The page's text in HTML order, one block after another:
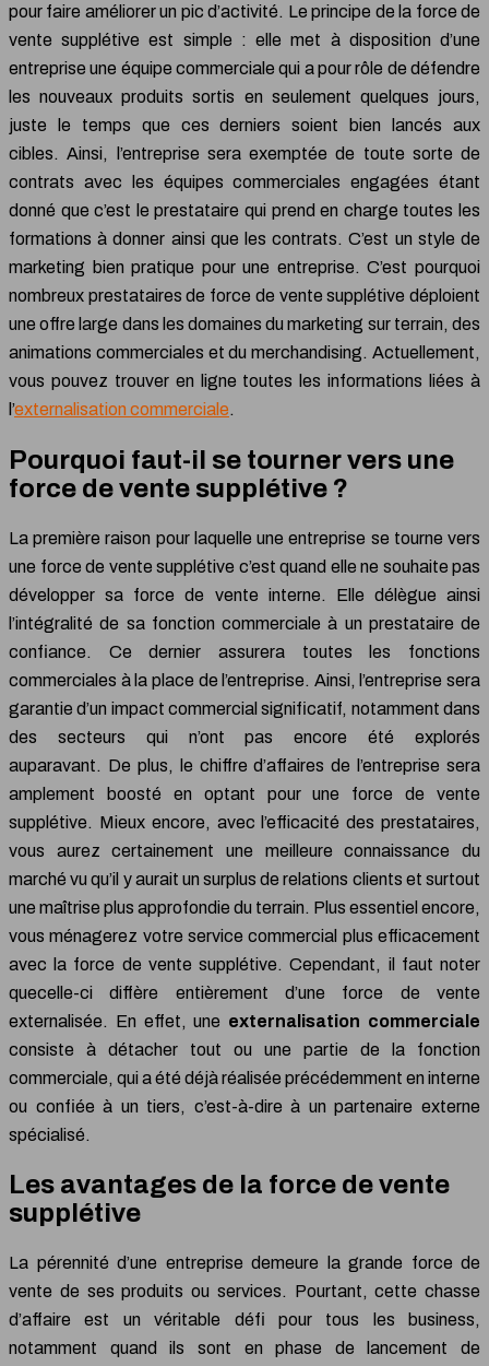
pour faire améliorer un pic d’activité. Le principe de la force de
vente supplétive est simple : elle met à disposition d’une
entreprise une équipe commerciale qui a pour rôle de défendre
les nouveaux produits sortis en seulement quelques jours,
juste le temps que ces derniers soient bien lancés aux
cibles. Ainsi, l’entreprise sera exemptée de toute sorte de
contrats avec les équipes commerciales engagées étant
donné que c’est le prestataire qui prend en charge toutes les
formations à donner ainsi que les contrats. C’est un style de
marketing bien pratique pour une entreprise. C’est pourquoi
nombreux prestataires de force de vente supplétive déploient
une offre large dans les domaines du marketing sur terrain, des
animations commerciales et du merchandising. Actuellement,
vous pouvez trouver en ligne toutes les informations liées à
l’externalisation commerciale.
Pourquoi faut-il se tourner vers une
force de vente supplétive ?
La première raison pour laquelle une entreprise se tourne vers
une force de vente supplétive c’est quand elle ne souhaite pas
développer sa force de vente interne. Elle délègue ainsi
l’intégralité de sa fonction commerciale à un prestataire de
confiance. Ce dernier assurera toutes les fonctions
commerciales à la place de l’entreprise. Ainsi, l’entreprise sera
garantie d’un impact commercial significatif, notamment dans
des secteurs qui n’ont pas encore été explorés
auparavant. De plus, le chiffre d’affaires de l’entreprise sera
amplement boosté en optant pour une force de vente
supplétive. Mieux encore, avec l’efficacité des prestataires,
vous aurez certainement une meilleure connaissance du
marché vu qu’il y aurait un surplus de relations clients et surtout
une maîtrise plus approfondie du terrain. Plus essentiel encore,
vous ménagerez votre service commercial plus efficacement
avec la force de vente supplétive. Cependant, il faut noter
quecelle-ci diffère entièrement d’une force de vente
externalisée. En effet, une externalisation commerciale
consiste à détacher tout ou une partie de la fonction
commerciale, qui a été déjà réalisée précédemment en interne
ou confiée à un tiers, c’est-à-dire à un partenaire externe
spécialisé.
Les avantages de la force de vente
supplétive
La pérennité d’une entreprise demeure la grande force de
vente de ses produits ou services. Pourtant, cette chasse
d’affaire est un véritable défi pour tous les business,
notamment quand ils sont en phase de lancement de